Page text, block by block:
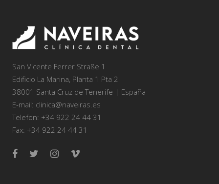
San Vicente Ferrer Straße 1
Edificio La Marina, Planta 1 Pta 2
38001 Santa Cruz de Tenerife | España
E-mail: clinica@naveiras.es
Telefon: +34 922 24 44 31
Fax: +34 922 24 44 31